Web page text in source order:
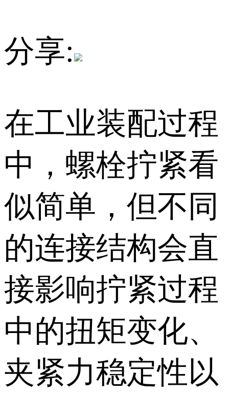
分享:
在工业装配过程
中，螺栓拧紧看
似简单，但不同
的连接结构会直
接影响拧紧过程
中的扭矩变化、
夹紧力稳定性以